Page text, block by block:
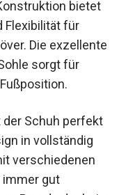
Dank seiner
Unterstützung
Tricks und
stabile
Schuh